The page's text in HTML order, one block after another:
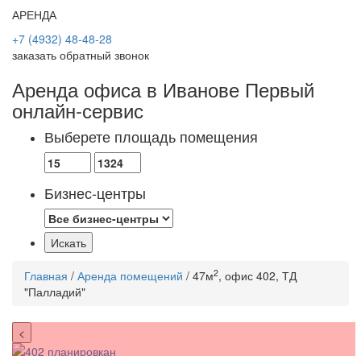
АРЕНДА
+7 (4932) 48-48-28
заказать обратный звонок
Аренда офиса в Иванове Первый
онлайн-сервис
Выберете площадь помещения
Бизнес-центры
Главная / Аренда помещений / 47м2, офис 402, ТД
"Палладий"
<